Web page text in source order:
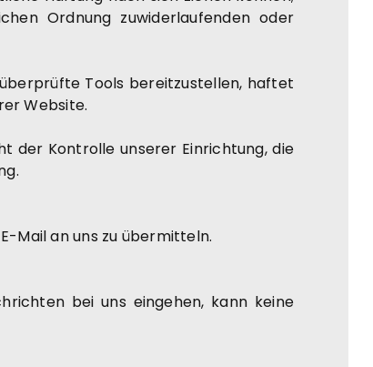
Ordnung zuwiderlaufenden oder
Tools bereitzustellen, haftet
Website.
der Kontrolle unserer Einrichtung, die
Mail an uns zu übermitteln.
bei uns eingehen, kann keine